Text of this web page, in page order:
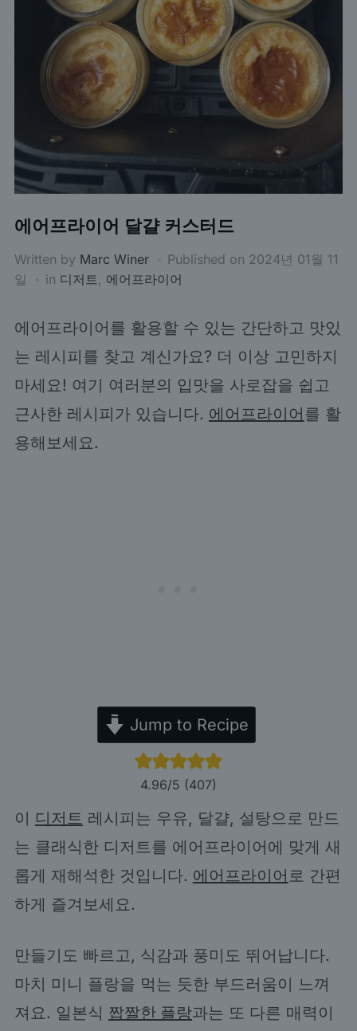
에어프라이어 달걀 커스터드
Written by Marc Winer Published on 2024년 01월 11
일
in 디저트 , 에어프라이어
에어프라이어를 활용할 수 있는 간단하고 맛있
는 레시피를 찾고 계신가요? 더 이상 고민하지
마세요! 여기 여러분의 입맛을 사로잡을 쉽고
근사한 레시피가 있습니다. 에어프라이어를 활
용해보세요.
Jump to Recipe
4.96/5 (407)
이 디저트 레시피는 우유, 달걀, 설탕으로 만드
는 클래식한 디저트를 에어프라이어에 맞게 새
롭게 재해석한 것입니다. 에어프라이어 로 간편
하게 즐겨보세요.
만들기도 빠르고, 식감과 풍미도 뛰어납니다.
마치 미니 플랑을 먹는 듯한 부드러움이 느껴
져요. 일본식 짭짤한 플랑과는 또 다른 매력이